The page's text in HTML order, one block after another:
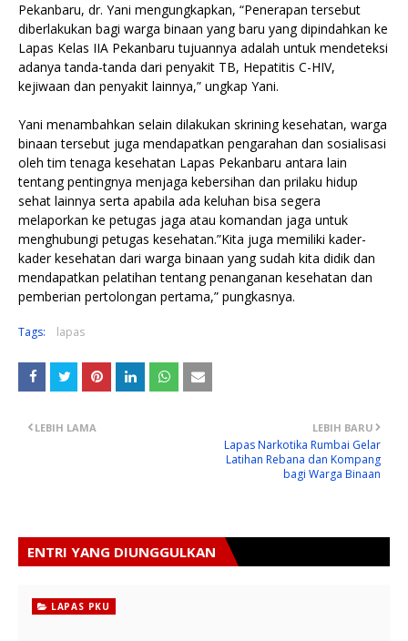
Pekanbaru, dr. Yani mengungkapkan, “Penerapan tersebut
diberlakukan bagi warga binaan yang baru yang dipindahkan ke
Lapas Kelas IIA Pekanbaru tujuannya adalah untuk mendeteksi
adanya tanda-tanda dari penyakit TB, Hepatitis C-HIV,
kejiwaan dan penyakit lainnya,” ungkap Yani.
Yani menambahkan selain dilakukan skrining kesehatan, warga
binaan tersebut juga mendapatkan pengarahan dan sosialisasi
oleh tim tenaga kesehatan Lapas Pekanbaru antara lain
tentang pentingnya menjaga kebersihan dan prilaku hidup
sehat lainnya serta apabila ada keluhan bisa segera
melaporkan ke petugas jaga atau komandan jaga untuk
menghubungi petugas kesehatan.”Kita juga memiliki kader-
kader kesehatan dari warga binaan yang sudah kita didik dan
mendapatkan pelatihan tentang penanganan kesehatan dan
pemberian pertolongan pertama,” pungkasnya.
Tags: lapas
LEBIH BARU
Lapas Narkotika Rumbai Gelar
Latihan Rebana dan Kompang
bagi Warga Binaan
LEBIH LAMA
ENTRI YANG DIUNGGULKAN
LAPAS PKU